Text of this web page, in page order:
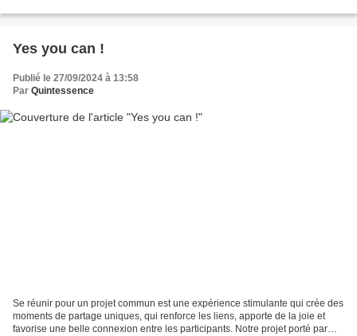
Yes you can !
Publié le 27/09/2024 à 13:58
Par Quintessence
Se réunir pour un projet commun est une expérience stimulante qui crée des
moments de partage uniques, qui renforce les liens, apporte de la joie et
favorise une belle connexion entre les participants. Notre projet porté par